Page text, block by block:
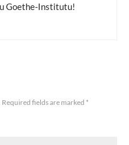
Goethe-Institutu!
Required fields are marked *